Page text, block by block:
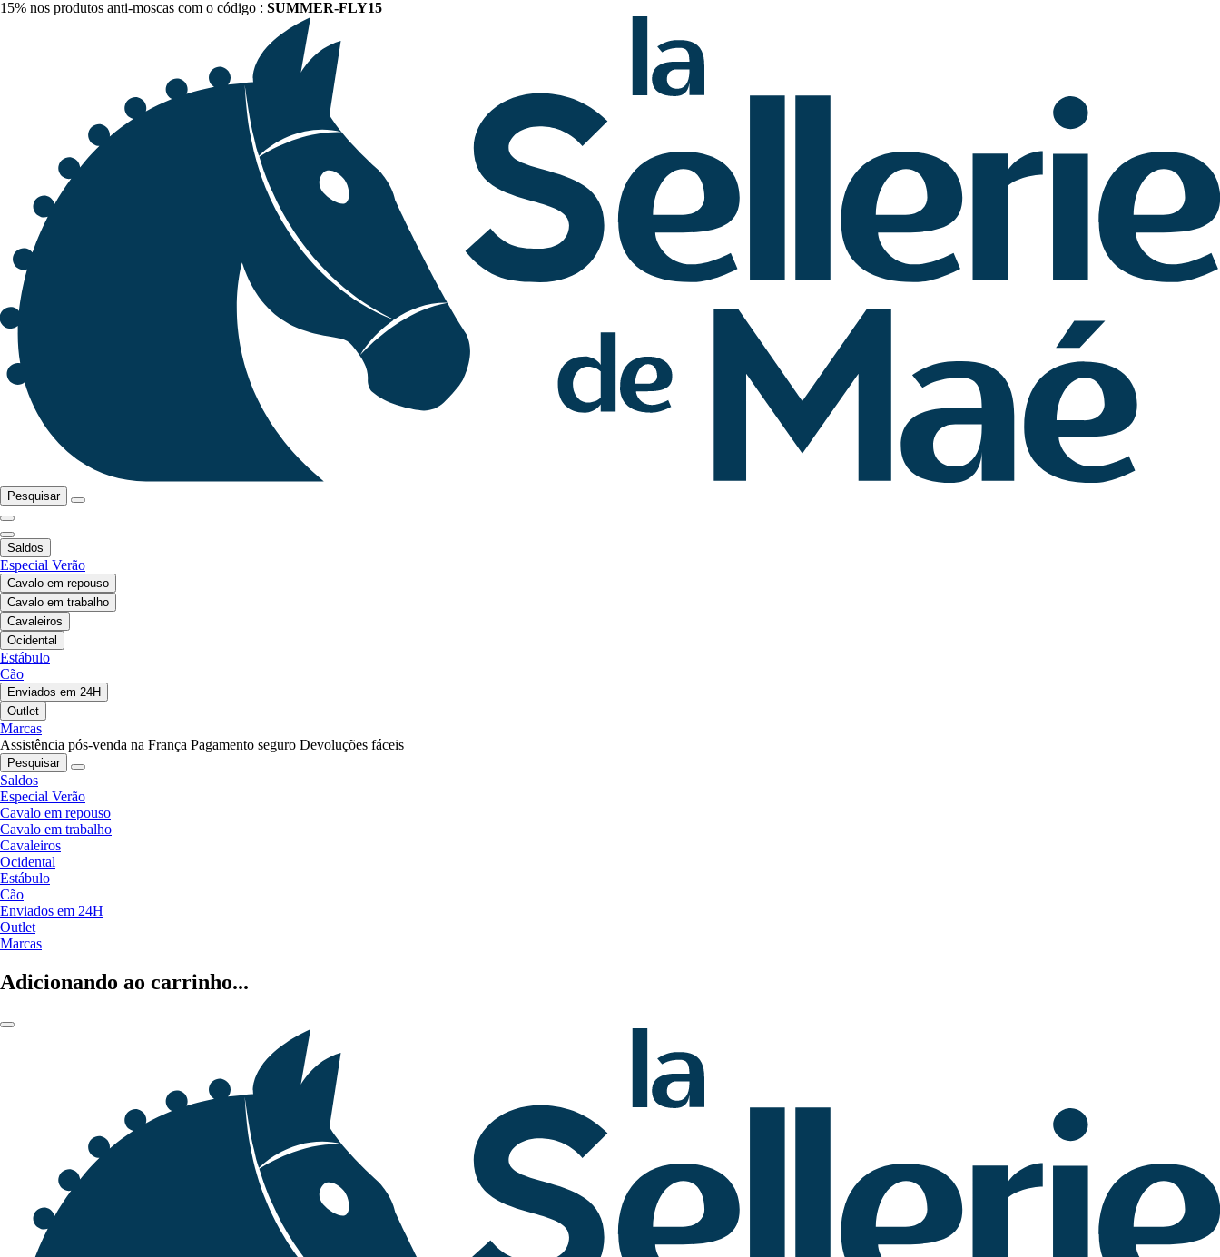
15% nos produtos anti-moscas com o código : SUMMER-FLY15
Pesquisar
Saldos
Especial Verão
Cavalo em repouso
Cavalo em trabalho
Cavaleiros
Ocidental
Estábulo
Cão
Enviados em 24H
Outlet
Marcas
Assistência pós-venda na França Pagamento seguro Devoluções fáceis
Pesquisar
Saldos
Especial Verão
Cavalo em repouso
Cavalo em trabalho
Cavaleiros
Ocidental
Estábulo
Cão
Enviados em 24H
Outlet
Marcas
Adicionando ao carrinho...